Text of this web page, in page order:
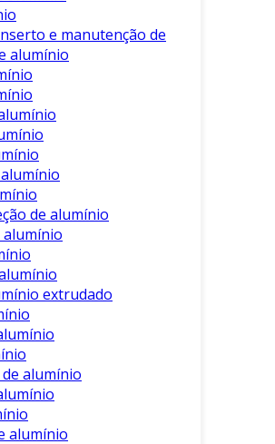
com um pano limpo.
Produto: Aplique o
uniformemente sobre a
: Deixe o produto agir de
instruções do fabricante
1 a 10 minutos).
limpe com um pano
a superfície secar
seque com um pano
não apenas uma
também a preservação
e manutenção de
alumínio
de alumínio
extrudado
alumínio
alumínio